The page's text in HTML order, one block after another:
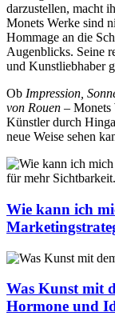
darzustellen, macht
Monets Werke sind
Hommage an die
Augenblicks. Seine
und Kunstliebhaber
Ob Impression,
von Rouen – Monets
Künstler durch
neue Weise sehen
Wie kann ich
Was Kunst mit
Hormone und